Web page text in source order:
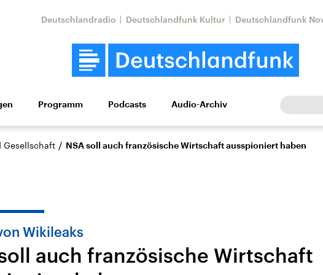
Deutschlandradio Deutschlandfunk Kultur Deutschlandfunk
Wirtschaft Wissen Kultur Europa
Musik
USA
Nahostkonflikt
Iran
Programm Podcasts Audio-Archiv
Gesellschaft / NSA soll auch französische Wirtschaft ausspioniert haben
Wikileaks
auch französische Wirtschaft